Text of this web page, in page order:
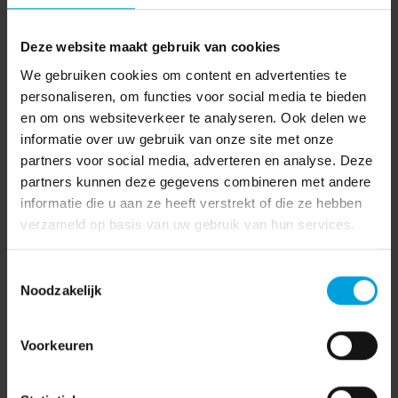
Deze website maakt gebruik van cookies
We gebruiken cookies om content en advertenties te
personaliseren, om functies voor social media te bieden
en om ons websiteverkeer te analyseren. Ook delen we
informatie over uw gebruik van onze site met onze
partners voor social media, adverteren en analyse. Deze
partners kunnen deze gegevens combineren met andere
informatie die u aan ze heeft verstrekt of die ze hebben
verzameld op basis van uw gebruik van hun services.
Noodzakelijk
Voorkeuren
geen sprake van afgescheiden vermogen. Ten aanzien van
geldt deze regeling wanneer de echtgenoot in
overwegende mate in staat is te bepalen dat de winst van
de onderneming hem of haar toekomt.
Tip: Maak voorafgaand aan het huwelijk duidelijke
afspraken over deze vergoeding in huwelijkse
huwelijkse voorwaarden.